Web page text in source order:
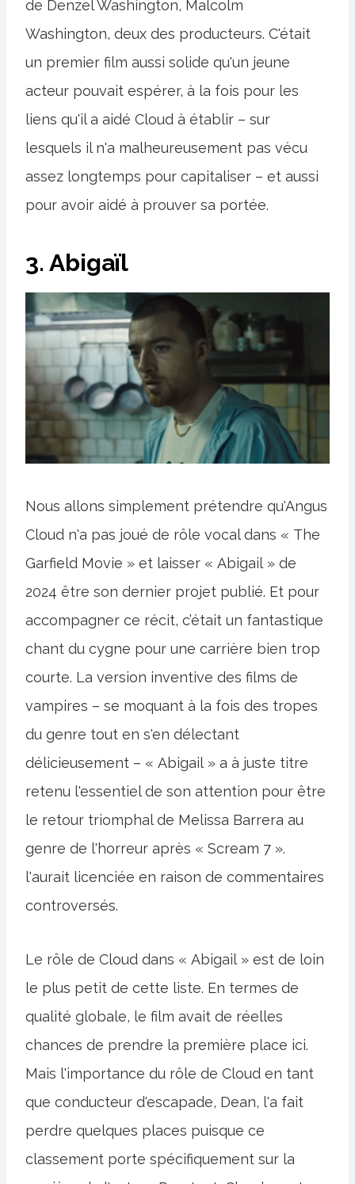
de Denzel Washington, Malcolm
Washington, deux des producteurs. C'était
un premier film aussi solide qu'un jeune
acteur pouvait espérer, à la fois pour les
liens qu'il a aidé Cloud à établir – sur
lesquels il n'a malheureusement pas vécu
assez longtemps pour capitaliser – et aussi
pour avoir aidé à prouver sa portée.
3. Abigaïl
Nous allons simplement prétendre qu'Angus
Cloud n'a pas joué de rôle vocal dans « The
Garfield Movie » et laisser « Abigail » de
2024 être son dernier projet publié. Et pour
accompagner ce récit, c’était un fantastique
chant du cygne pour une carrière bien trop
courte. La version inventive des films de
vampires – se moquant à la fois des tropes
du genre tout en s'en délectant
délicieusement – « Abigail » a à juste titre
retenu l'essentiel de son attention pour être
le retour triomphal de Melissa Barrera au
genre de l'horreur après « Scream 7 ».
l'aurait licenciée en raison de commentaires
controversés.
Le rôle de Cloud dans « Abigail » est de loin
le plus petit de cette liste. En termes de
qualité globale, le film avait de réelles
chances de prendre la première place ici.
Mais l'importance du rôle de Cloud en tant
que conducteur d'escapade, Dean, l'a fait
perdre quelques places puisque ce
classement porte spécifiquement sur la